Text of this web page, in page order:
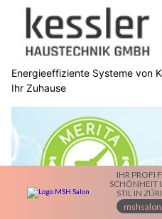
Energieeffiziente Systeme von
Ihr Zuhause